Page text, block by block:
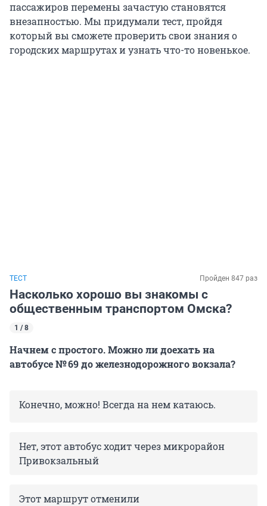
пассажиров перемены зачастую становятся
внезапностью. Мы придумали тест, пройдя
который вы сможете проверить свои знания о
городских маршрутах и узнать что-то новенькое.
ТЕСТ Пройден 847 раз
Насколько хорошо вы знакомы с
общественным транспортом Омска?
1 / 8
Начнем с простого. Можно ли доехать на
автобусе № 69 до железнодорожного вокзала?
Конечно, можно! Всегда на нем катаюсь.
Нет, этот автобус ходит через микрорайон
Привокзальный
Этот маршрут отменили